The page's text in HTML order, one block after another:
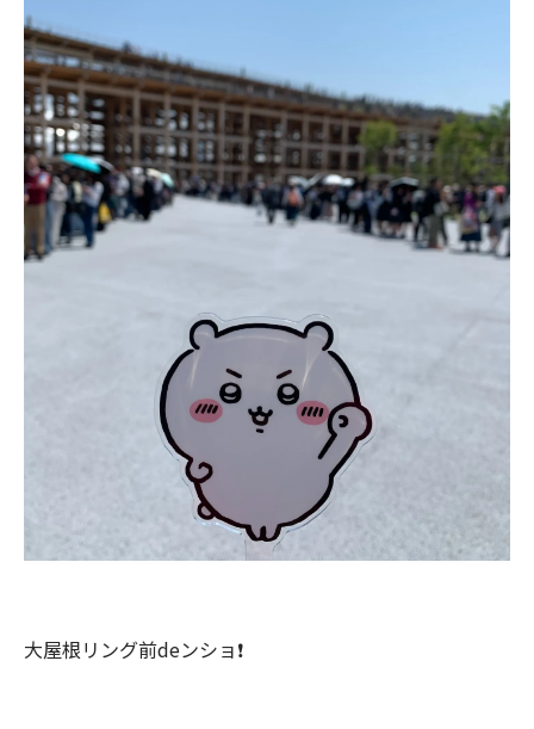
大屋根リング前deンショ❗️